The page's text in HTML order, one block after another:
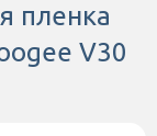
пленка
V30